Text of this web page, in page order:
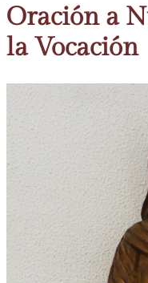
Oración a
la Vocación